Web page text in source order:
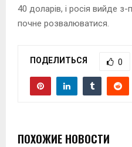
40 доларів, і росія вийде
почне розвалюватися.
ПОДЕЛИТЬСЯ 0
ПОХОЖИЕ НОВОСТИ